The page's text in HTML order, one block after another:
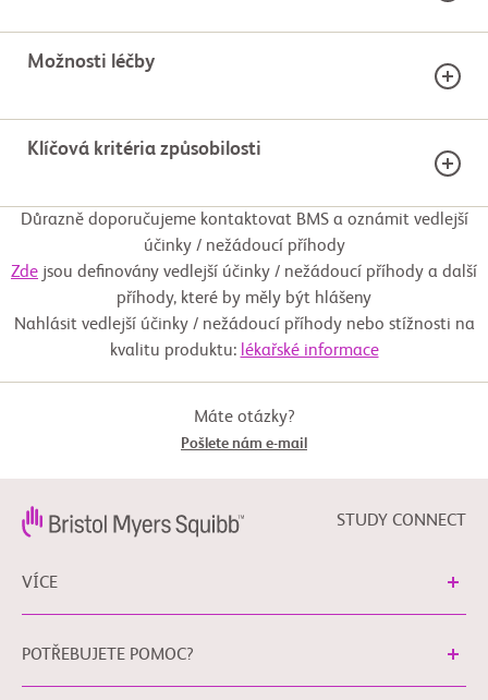
pomůže vám to při rozhovoru s lékařem.
Pomocí průvodce hodnocením se můžete pohybovat
rozhodnete, zjistěte si, jaké jsou klíčové faktory, a
připravte si otázky pro zdravotnický tým.
MF-002
Stáhnout si průvodce
Fáze 3
Fáze
18+
Věková skupina
Možnosti léčby
Experimentální: Experimentální rameno:
Luspatercept (ACE-536)
Léčebný přípravek: ACE-536
Placebo jako srovnávací přípravek: Kontrolní
rameno: Placebo
Klíčová kritéria způsobilosti
Důrazně doporučujeme kontaktovat BMS a oznámit vedlejší
účinky / nežádoucí příhody
Zde jsou definovány vedlejší účinky / nežádoucí příhody a další
příhody, které by měly být hlášeny
Nahlásit vedlejší účinky / nežádoucí příhody nebo stížnosti na
kvalitu produktu: lékařské informace
Máte otázky?
Pošlete nám e-mail
STUDY CONNECT
VÍCE
POTŘEBUJETE POMOC?